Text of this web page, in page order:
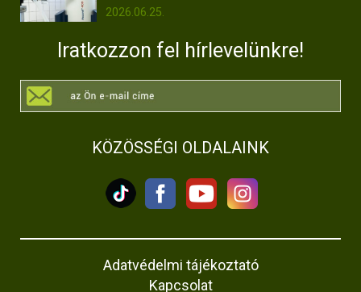
2026.06.25.
Iratkozzon fel hírlevelünkre!
KÖZÖSSÉGI OLDALAINK
Adatvédelmi tájékoztató
Kapcsolat